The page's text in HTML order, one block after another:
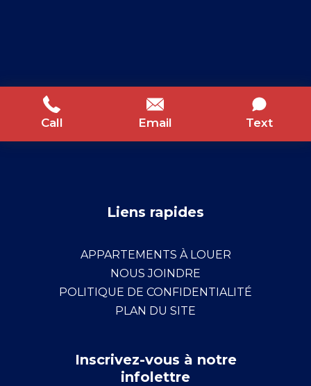
Call Email Text
Liens rapides
APPARTEMENTS À LOUER
NOUS JOINDRE
POLITIQUE DE CONFIDENTIALITÉ
PLAN DU SITE
Inscrivez-vous à notre
infolettre